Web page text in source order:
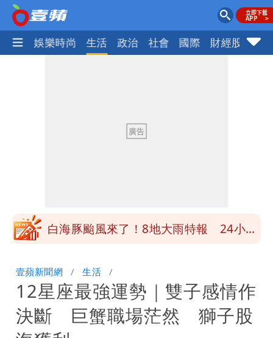
熱門 娛樂時尚 生活 政治 社會 國際 財經股市
原因「模仿超人力霸王」
買BNT遭詐10億元 王尚智疑「慈濟決
程
白海豚颱風來了！8地大雨特報 24小時
署：本島陸警機率低
男童躍下2.6米高台摔斷腳後跟 妹妹揭
原因「模仿超人力霸王」
買BNT遭詐10億元 王尚智疑「慈濟決
壹蘋新聞網 生活
12星座最強運勢｜雙子感情作
決斷 巨蟹職場茫然 獅子股